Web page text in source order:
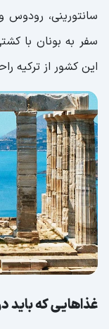
سانتورینی،
سفر به بونان با
این کشور از ترکیه
غذاهایی که باید